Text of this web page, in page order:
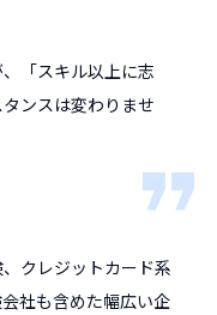
「スキル以上に志
ンスは変わりませ
クレジットカード系
社も含めた幅広い企